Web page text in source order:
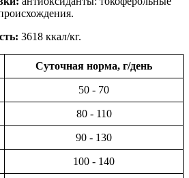
3618 ккал/кг.
Суточная норма, г/день
50 - 70
80 - 110
90 - 130
100 - 140